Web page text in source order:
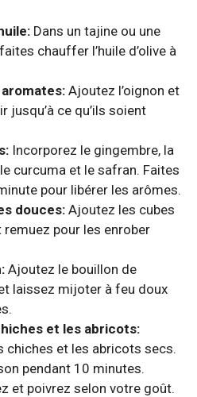
Dans un tajine ou une
chauffer l’huile d’olive à
Ajoutez l’oignon et
jusqu’à ce qu’ils soient
Incorporez le gingembre, la
curcuma et le safran. Faites
pour libérer les arômes.
douces: Ajoutez les cubes
pour les enrober
Ajoutez le bouillon de
laissez mijoter à feu doux
et les abricots:
chiches et les abricots secs.
pendant 10 minutes.
et poivrez selon votre goût.